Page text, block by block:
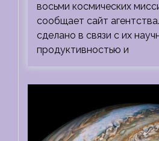
восьми космических
сообщает сайт
сделано в связи с их
продуктивностью и